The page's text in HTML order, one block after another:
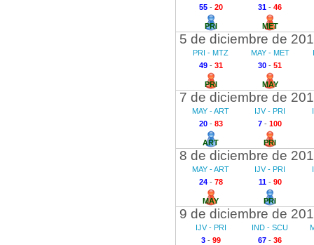
55- 20
PRI
31 - 46
MET
5 de diciembre de
PRI - MTZ
49- 31
PRI
MAY - MET
30 - 51
MAY
7 de diciembre de
MAY - ART
20- 83
ART
IJV - PRI
7 - 100
PRI
8 de diciembre de
MAY - ART
24- 78
MAY
IJV - PRI
11- 90
PRI
9 de diciembre de
IJV - PRI
3- 99
IND - SCU
67 - 36